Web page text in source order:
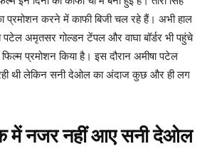
प्रमोशन करने में काफी बिजी चल रहे हैं। अभी हाल
अमृतसर गोल्डन टेंपल और वाघा बॉर्डर भी पहुंचे
प्रमोशन किया है। इस दौरान अमीषा पटेल
थी लेकिन सनी देओल का अंदाज कुछ और ही लग
में नजर नहीं आए सनी देओल